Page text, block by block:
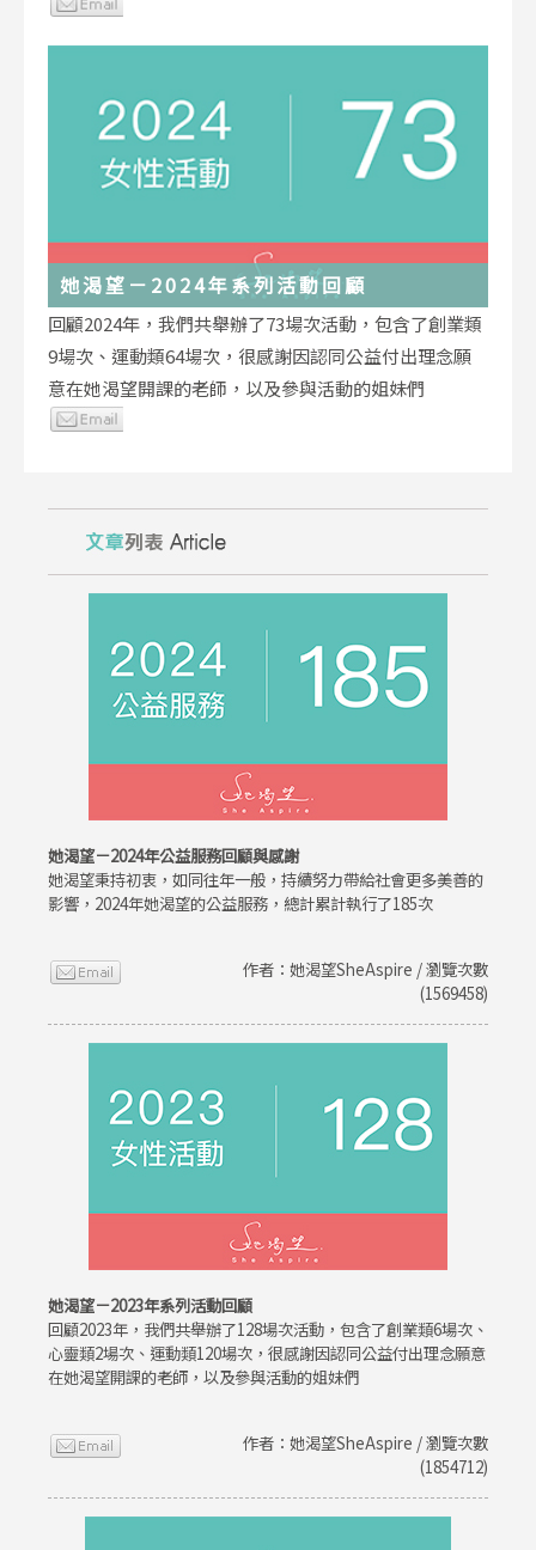
她渴望－2024年系列活動回顧
回顧2024年，我們共舉辦了73場次活動，包含了創業類
9場次、運動類64場次，很感謝因認同公益付出理念願
意在她渴望開課的老師，以及參與活動的姐妹們
她渴望－2024年公益服務回顧與感謝
她渴望秉持初衷，如同往年一般，持續努力帶給社會更多美善的
影響，2024年她渴望的公益服務，總計累計執行了185次
作者：她渴望SheAspire / 瀏覽次數
(1569458)
她渴望－2023年系列活動回顧
回顧2023年，我們共舉辦了128場次活動，包含了創業類6場次、
心靈類2場次、運動類120場次，很感謝因認同公益付出理念願意
在她渴望開課的老師，以及參與活動的姐妹們
作者：她渴望SheAspire / 瀏覽次數
(1854712)